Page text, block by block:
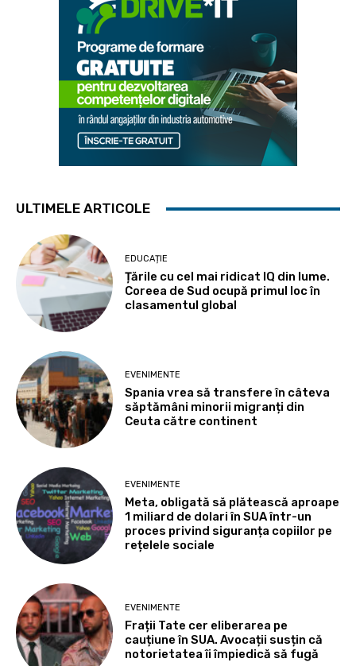
ULTIMELE ARTICOLE
EDUCAȚIE
Țările cu cel mai ridicat IQ din lume.
Coreea de Sud ocupă primul loc în
clasamentul global
EVENIMENTE
Spania vrea să transfere în câteva
săptămâni minorii migranți din
Ceuta către continent
EVENIMENTE
Meta, obligată să plătească aproape
1 miliard de dolari în SUA într-un
proces privind siguranța copiilor pe
rețelele sociale
EVENIMENTE
Frații Tate cer eliberarea pe
cauțiune în SUA. Avocații susțin că
notorietatea îi împiedică să fugă